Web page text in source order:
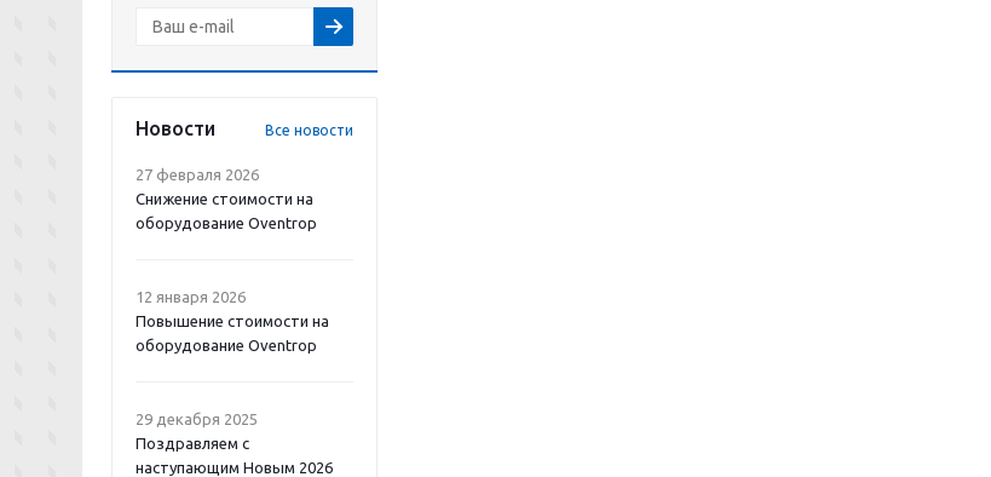
Новости Все новости
27 февраля 2026
Снижение стоимости на
оборудование Oventrop
12 января 2026
Повышение стоимости на
оборудование Oventrop
29 декабря 2025
Поздравляем с
наступающим Новым 2026